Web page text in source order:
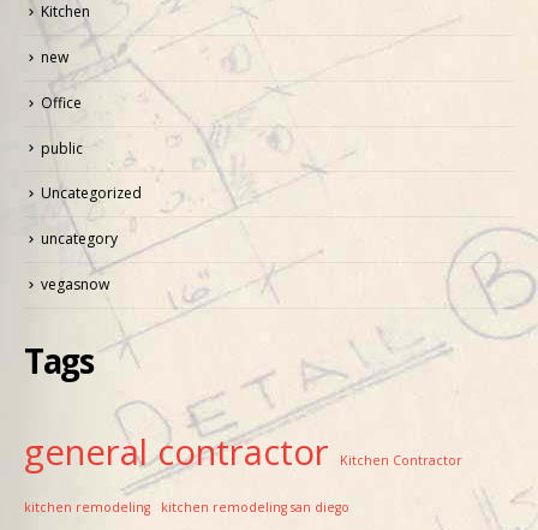
Kitchen
new
Office
public
Uncategorized
uncategory
vegasnow
Tags
general contractor Kitchen Contractor
kitchen remodeling kitchen remodeling san diego